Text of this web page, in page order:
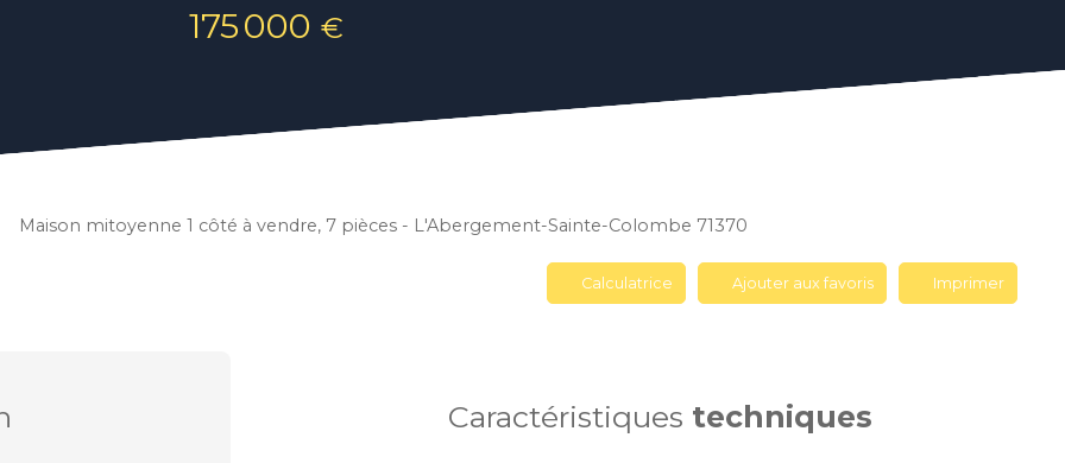
175 000 €
Maison mitoyenne 1 côté à vendre, 7 pièces - L'Abergement-Sainte-Colombe 71370
Calculatrice Ajouter aux favoris Imprimer
Caractéristiques techniques